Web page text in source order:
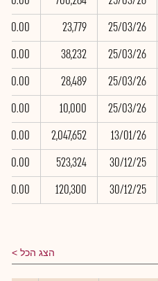
25/03/26
23,779
0.00
25/03/26
38,232
0.00
25/03/26
28,489
0.00
25/03/26
10,000
0.00
13/01/26
2,047,652
0.00
30/12/25
523,324
0.00
30/12/25
120,300
0.00
הצג הכל